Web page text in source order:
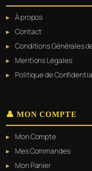
À propos
Contact
Conditions Générales
Mentions Légales
Politique de
👤 MON COMPTE
Mon Compte
Mes Commandes
Mon Panier